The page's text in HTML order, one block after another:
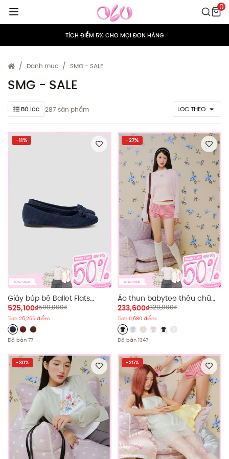
0
TÍCH ĐIỂM 5% CHO MỌI ĐƠN HÀNG
MIỄN PHÍ VẬN CHUYỂN CHO MỌI ĐƠN HÀNG
TÍCH ĐIỂM 5% CHO MỌI ĐƠN HÀNG
MIỄN PHÍ VẬN CHUYỂN CHO MỌI ĐƠN HÀNG
HỖ TRỢ ĐỔI/TRẢ TRONG VÒNG 15 NGÀY
TÍCH ĐIỂM 5% CHO MỌI ĐƠN HÀNG
Danh mục SMG - SALE
SMG - SALE
Bộ lọc 287 sản phẩm LỌC THEO
-11%
Giày búp bê Ballet Flats
nhiều màu
525,100₫590,000₫
Tích 26,255 điểm
Đã bán 77
-27%
Áo thun babytee thêu chữ
Sweet Edition nhiều màu
233,600₫320,000₫
Tích 11,680 điểm
Đã bán 1347
-30% -25%